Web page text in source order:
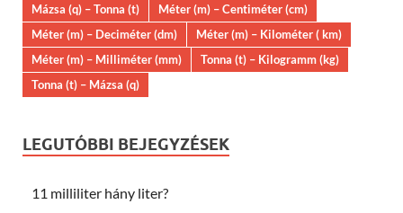
Mázsa (q) – Tonna (t)
Méter (m) – Centiméter (cm)
Méter (m) – Deciméter (dm)
Méter (m) – Kilométer ( km)
Méter (m) – Milliméter (mm)
Tonna (t) – Kilogramm (kg)
Tonna (t) – Mázsa (q)
LEGUTÓBBI BEJEGYZÉSEK
11 milliliter hány liter?